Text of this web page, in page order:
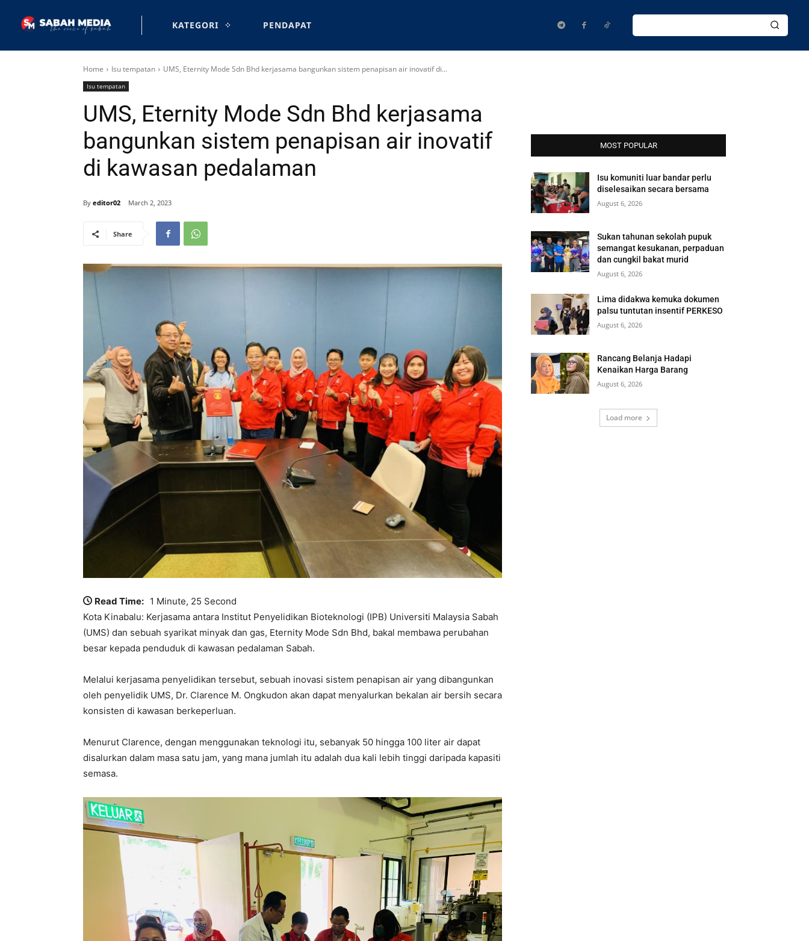
KATEGORI PENDAPAT
Home Isu tempatan UMS, Eternity Mode Sdn Bhd kerjasama bangunkan sistem penapisan air inovatif di...
Isu tempatan
UMS, Eternity Mode Sdn Bhd kerjasama
bangunkan sistem penapisan air inovatif
di kawasan pedalaman
By editor02 March 2, 2023
Share
Read Time: 1 Minute, 25 Second
Kota Kinabalu: Kerjasama antara Institut Penyelidikan Bioteknologi (IPB) Universiti Malaysia Sabah
(UMS) dan sebuah syarikat minyak dan gas, Eternity Mode Sdn Bhd, bakal membawa perubahan
besar kepada penduduk di kawasan pedalaman Sabah.
Melalui kerjasama penyelidikan tersebut, sebuah inovasi sistem penapisan air yang dibangunkan
oleh penyelidik UMS, Dr. Clarence M. Ongkudon akan dapat menyalurkan bekalan air bersih secara
konsisten di kawasan berkeperluan.
Menurut Clarence, dengan menggunakan teknologi itu, sebanyak 50 hingga 100 liter air dapat
disalurkan dalam masa satu jam, yang mana jumlah itu adalah dua kali lebih tinggi daripada kapasiti
semasa.
MOST POPULAR
Isu komuniti luar bandar perlu
diselesaikan secara bersama
August 6, 2026
Sukan tahunan sekolah pupuk
semangat kesukanan, perpaduan
dan cungkil bakat murid
August 6, 2026
Lima didakwa kemuka dokumen
palsu tuntutan insentif PERKESO
August 6, 2026
Rancang Belanja Hadapi
Kenaikan Harga Barang
August 6, 2026
Load more